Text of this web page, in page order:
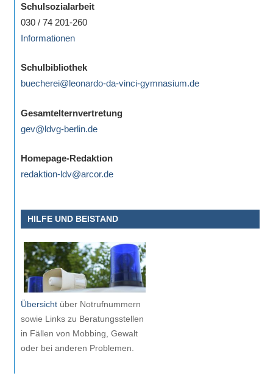
Schulsozialarbeit
030 / 74 201-260
Informationen
Schulbibliothek
buecherei@leonardo-da-vinci-gymnasium.de
Gesamtelternvertretung
gev@ldvg-berlin.de
Homepage-Redaktion
redaktion-ldv@arcor.de
HILFE UND BEISTAND
Übersichtüber Notrufnummern
sowie Links zu Beratungsstellen
in Fällen von Mobbing, Gewalt
oder bei anderen Problemen.